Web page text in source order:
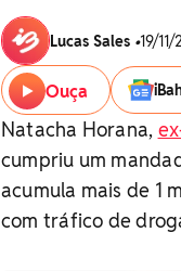
Lucas Sales •19/
Ouça
Natacha Horana,
cumpriu um
acumula mais de 1
com tráfico de